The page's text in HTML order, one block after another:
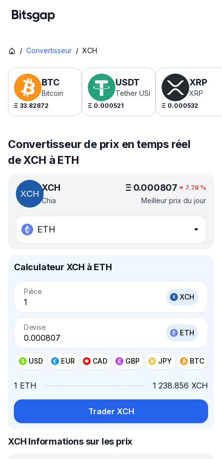
/ Convertisseur / XCH
BTC
Bitcoin
Ξ 33.82872
USDT
Tether USDt
Ξ 0.000521
XRP
XRP
Ξ 0.000532
Convertisseur de prix en temps réel
de XCH à ETH
XCH
Chia
Ξ 0.000807 7.78 %
Meilleur prix du jour
ETH
Calculateur XCH à ETH
Pièce
XCH
Devise
ETH
USD EUR CAD GBP JPY BTC
1 ETH 1 238.856 XCH
Trader XCH
XCH Informations sur les prix